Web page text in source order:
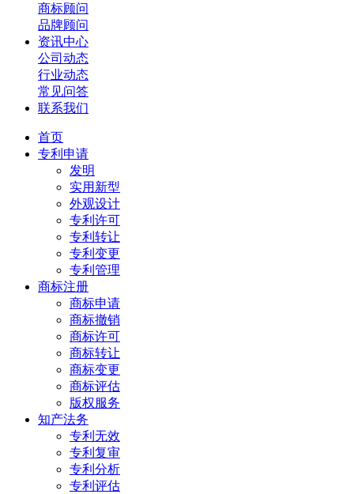
商标顾问
品牌顾问
资讯中心
公司动态
行业动态
常见问答
联系我们
首页
专利申请
发明
实用新型
外观设计
专利许可
专利转让
专利变更
专利管理
商标注册
商标申请
商标撤销
商标许可
商标转让
商标变更
商标评估
版权服务
知产法务
专利无效
专利复审
专利分析
专利评估